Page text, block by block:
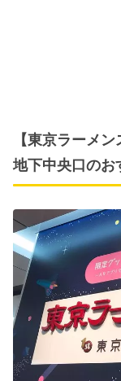
【東京ラーメ
地下中央口のお